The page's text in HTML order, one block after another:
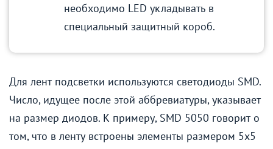
необходимо LED укладывать в
специальный защитный короб.
Для лент подсветки используются светодиоды SMD.
Число, идущее после этой аббревиатуры, указывает
на размер диодов. К примеру, SMD 5050 говорит о
том, что в ленту встроены элементы размером 5х5